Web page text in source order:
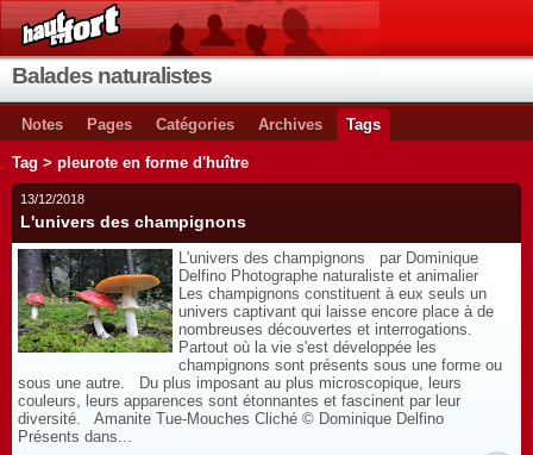
Balades naturalistes
Notes Pages Catégories Archives Tags
Tag > pleurote en forme d'huître
13/12/2018
L'univers des champignons
L'univers des champignons par Dominique
Delfino Photographe naturaliste et animalier
Les champignons constituent à eux seuls un
univers captivant qui laisse encore place à de
nombreuses découvertes et interrogations.
Partout où la vie s'est développée les
champignons sont présents sous une forme ou
sous une autre. Du plus imposant au plus microscopique, leurs
couleurs, leurs apparences sont étonnantes et fascinent par leur
diversité. Amanite Tue-Mouches Cliché © Dominique Delfino
Présents dans...